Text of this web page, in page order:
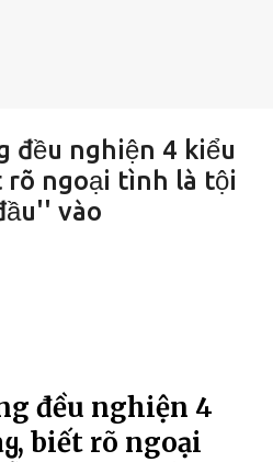
đều nghiện 4 kiểu
rõ ngoại tình là tội
vào
đều nghiện 4
biết rõ ngoại